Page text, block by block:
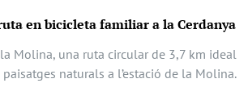
en bicicleta familiar a la Cerdanya
Molina, una ruta circular de 3,7 km ideal
naturals a l’estació de la Molina.